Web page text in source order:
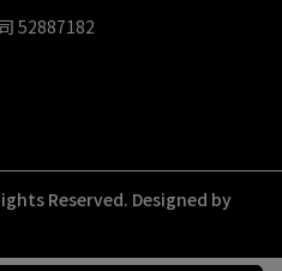
52887182
Reserved. Designed by